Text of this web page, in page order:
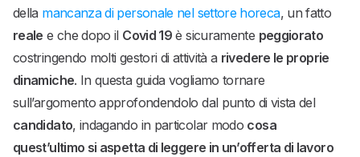
della mancanza di personale nel settore horeca, un fatto
reale e che dopo il Covid 19 è sicuramente peggiorato
costringendo molti gestori di attività a rivedere le proprie
dinamiche. In questa guida vogliamo tornare
sull’argomento approfondendolo dal punto di vista del
candidato, indagando in particolar modo cosa
quest’ultimo si aspetta di leggere in un’offerta di lavoro